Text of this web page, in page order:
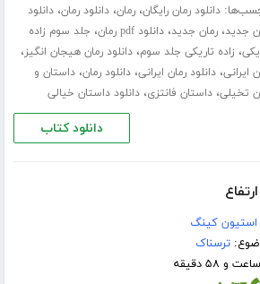
دانلود رمان رایگان،رمان،دانلود رمان،دانلود
جدید،رمان جدید،دانلود pdf رمان ، جلد سوم زاده
، زاده تاریکی جلد سوم،دانلود رمان هیجان انگیز،
ایرانی،دانلود رمان ایرانی،دانلود رمان،داستان و
تخیلی،داستان فانتزی،دانلود داستان خیالی
دانلود کتاب
استیون کینگ
ترسناک